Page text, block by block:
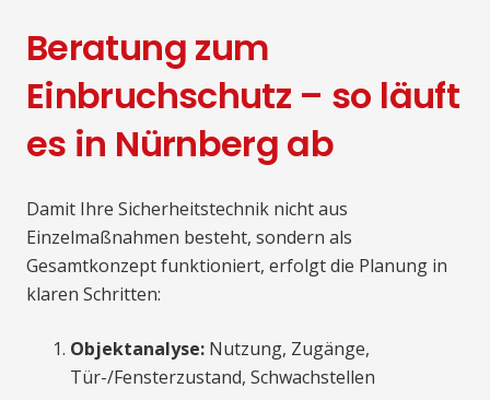
Beratung zum
Einbruchschutz – so läuft
es in Nürnberg ab
Damit Ihre Sicherheitstechnik nicht aus
Einzelmaßnahmen besteht, sondern als
Gesamtkonzept funktioniert, erfolgt die Planung in
klaren Schritten:
Objektanalyse: Nutzung, Zugänge,
Tür-/Fensterzustand, Schwachstellen